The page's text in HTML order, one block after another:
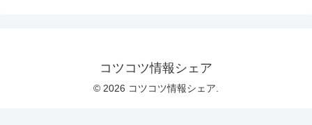
コツコツ情報シェア
© 2026 コツコツ情報シェア.